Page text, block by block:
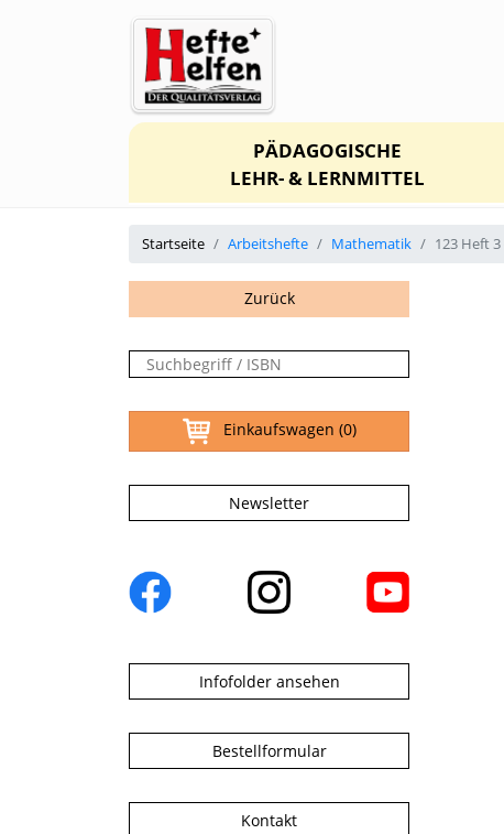
PÄDAGOGISCHE
LEHR- & LERNMITTEL
Startseite Arbeitshefte Mathematik 123 Heft
Zurück
Einkaufswagen (0)
Newsletter
Infofolder ansehen
Bestellformular
Kontakt